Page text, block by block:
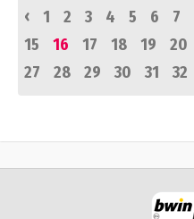
‹
1 2 3 4 5 6 7
15
16 17 18 19 20
27
28 29 30 31 32